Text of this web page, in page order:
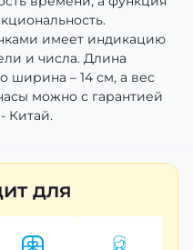
имеет индикацию
и числа. Длина
ширина – 14 см, а вес
можно с гарантией
Китай.
для